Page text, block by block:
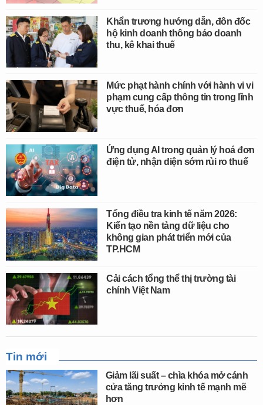
Khẩn trương hướng dẫn, đôn đốc
hộ kinh doanh thông báo doanh
thu, kê khai thuế
Mức phạt hành chính với hành vi vi
phạm cung cấp thông tin trong lĩnh
vực thuế, hóa đơn
Ứng dụng AI trong quản lý hoá đơn
điện tử, nhận diện sớm rủi ro thuế
Tổng điều tra kinh tế năm 2026:
Kiến tạo nền tảng dữ liệu cho
không gian phát triển mới của
TP.HCM
Cải cách tổng thể thị trường tài
chính Việt Nam
Tin mới
Giảm lãi suất – chìa khóa mở cánh
cửa tăng trưởng kinh tế mạnh mẽ
hơn